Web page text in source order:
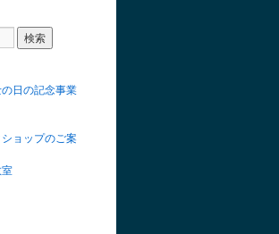
日の記念事業
ョップのご案